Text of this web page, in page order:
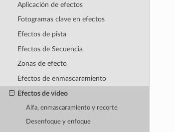
Aplicación de efectos
Fotogramas clave en efectos
Efectos de pista
Efectos de Secuencia
Zonas de efecto
Efectos de enmascaramiento
Efectos de video
Alfa, enmascaramiento y recorte
Desenfoque y enfoque